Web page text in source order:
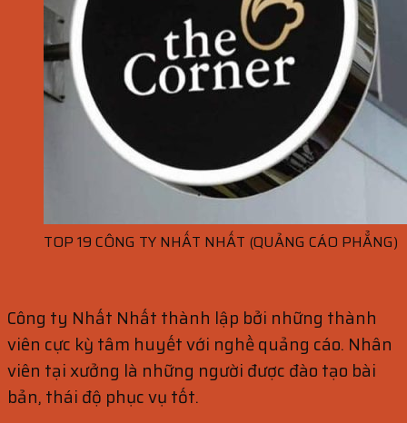
TOP 19 CÔNG TY NHẤT NHẤT (QUẢNG CÁO PHẲNG)
Công ty Nhất Nhất thành lập bởi những thành
viên cực kỳ tâm huyết với nghề quảng cáo. Nhân
viên tại xưởng là những người được đào tạo bài
bản, thái độ phục vụ tốt.